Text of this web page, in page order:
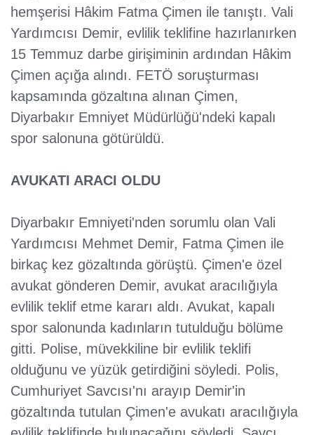
hemşerisi Hâkim Fatma Çimen ile tanıştı. Vali
Yardımcısı Demir, evlilik teklifine hazırlanırken
15 Temmuz darbe girişiminin ardından Hâkim
Çimen açığa alındı. FETÖ soruşturması
kapsamında gözaltına alınan Çimen,
Diyarbakır Emniyet Müdürlüğü'ndeki kapalı
spor salonuna götürüldü.
AVUKATI ARACI OLDU
Diyarbakır Emniyeti'nden sorumlu olan Vali
Yardımcısı Mehmet Demir, Fatma Çimen ile
birkaç kez gözaltında görüştü. Çimen'e özel
avukat gönderen Demir, avukat aracılığıyla
evlilik teklif etme kararı aldı. Avukat, kapalı
spor salonunda kadınların tutulduğu bölüme
gitti. Polise, müvekkiline bir evlilik teklifi
olduğunu ve yüzük getirdiğini söyledi. Polis,
Cumhuriyet Savcısı'nı arayıp Demir'in
gözaltında tutulan Çimen'e avukatı aracılığıyla